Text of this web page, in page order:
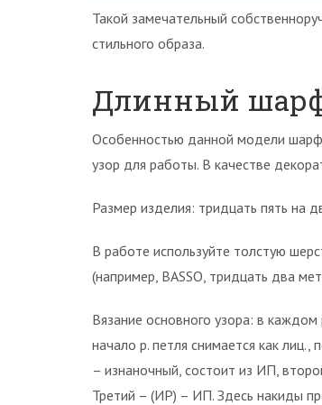
Такой замечательный
стильного образа.
Длинный
Особенностью данной модели
узор для работы. В качестве
Размер изделия: тридцать пять на
В работе используйте толстую
(например, BASSO, тридцать два
Вязание основного узора: в
начало р. петля снимается как
– изнаночный, состоит из ИП,
Третий – (ИР) – ИП. Здесь накиды